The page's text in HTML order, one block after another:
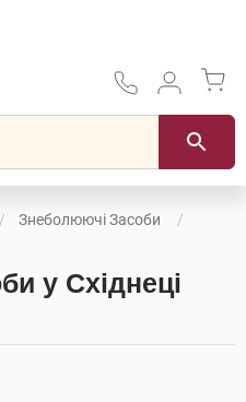
Знеболюючі Засоби
у Східнеці